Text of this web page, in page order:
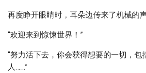
再度睁开眼睛时，耳朵边传来了机械的声
“欢迎来到惊悚世界！”
“努力活下去，你会获得想要的一切，包
人……”